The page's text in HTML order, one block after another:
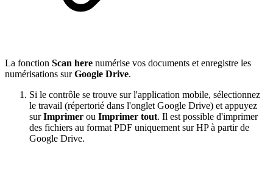
La fonction Scan here numérise vos documents et enregistre les
numérisations surGoogle Drive.
Si le contrôle se trouve sur l'application mobile, sélectionnez
le travail (répertorié dans l'onglet Google Drive) et appuyez
surImprimer ou Imprimer tout. Il est possible d'imprimer
des fichiers au format PDF uniquement sur HP à partir de
Google Drive.